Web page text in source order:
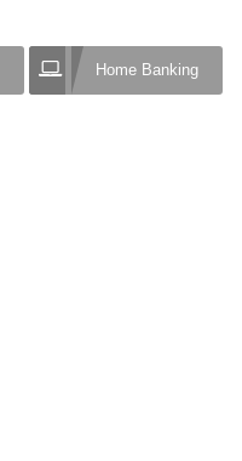
Home Banking